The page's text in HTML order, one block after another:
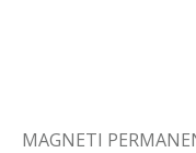
MAGNETI